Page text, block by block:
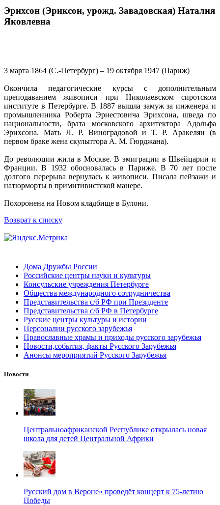
Эрихсон (Эриксон, урожд. Завадовская) Наталия
Яковлевна
3 марта 1864 (С.-Петербург) – 19 октября 1947 (Париж)
Окончила педагогические курсы с дополнительным
преподаванием живописи при Николаевском сиротском
институте в Петербурге. В 1887 вышла замуж за инженера и
промышленника Роберта Эрнестовича Эрихсона, шведа по
национальности, брата московского архитектора Адольфа
Эрихсона. Мать Л. Р. Виноградовой и Т. Р. Аракелян (в
первом браке жена скульптора А. М. Гюрджана).
До революции жила в Москве. В эмиграции в Швейцарии и
Франции. В 1932 обосновалась в Париже. В 70 лет после
долгого перерыва вернулась к живописи. Писала пейзажи и
натюрморты в примитивистской манере.
Похоронена на Новом кладбище в Булони.
Возврат к списку
Дома Дружбы России
Российские центры науки и культуры
Консульские учреждения Петербурге
Общества международного сотрудничества
Представительства с/б РФ при Президенте
Представительства с/б РФ в Петербурге
Русские центры культуры и истории
Персоналии русского зарубежья
Православные храмы и приходы русского зарубежья
Новости,события, факты Русского Зарубежья
Анонсы мероприятий Русского Зарубежья
Новости
Центральноафриканской Республике открылась новая
школа для детей Центральной Африки
Русский дом в Вероне» проведёт концерт к 75-летию
Победы